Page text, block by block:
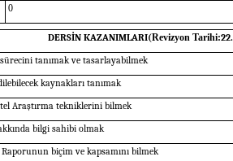
0
DERSİN KAZANIMLARI(Revizyon Tarihi:
tanımak ve tasarlayabilmek
kaynakları tanımak
Araştırma tekniklerini bilmek
bilgi sahibi olmak
biçim ve kapsamını bilmek